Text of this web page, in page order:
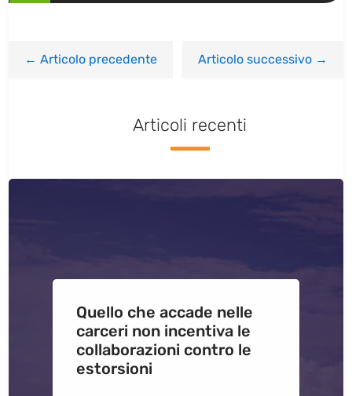
←Articolo precedente Articolo successivo→
Articoli recenti
Quello che accade nelle
carceri non incentiva le
collaborazioni contro le
estorsioni